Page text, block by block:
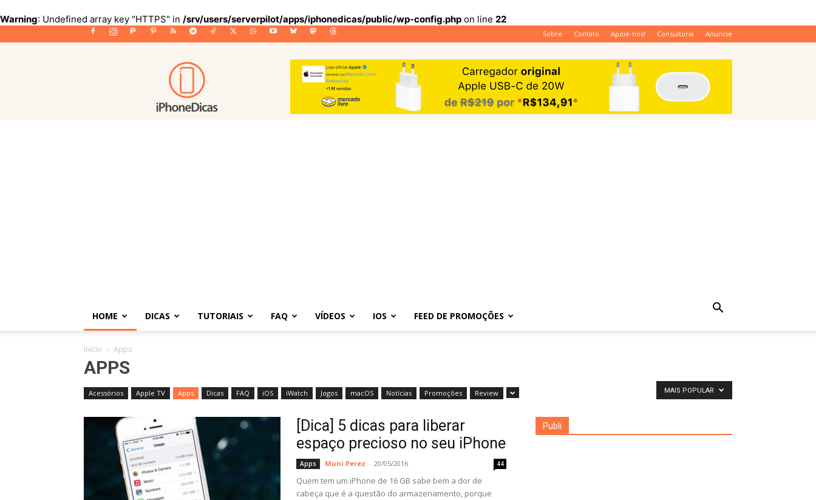
Warning: Undefined array key "HTTPS" in /srv/users/serverpilot/apps/iphonedicas/public/wp-config.php on line 22
Sobre Contato Apoie-nos! Consultoria Anuncie
iPhoneDicas
HOME DICAS TUTORIAIS FAQ VÍDEOS IOS FEED DE PROMOÇÕES
Início Apps
APPS
Acessórios Apple TV Apps Dicas FAQ iOS iWatch Jogos macOS Notícias Promoções Review MAIS POPULAR
[Dica] 5 dicas para liberar
espaço precioso no seu iPhone
Apps Muni Perez - 20/05/2016 44
Quem tem um iPhone de 16 GB sabe bem a dor de
cabeça que é a questão do armazenamento, porque
Publi